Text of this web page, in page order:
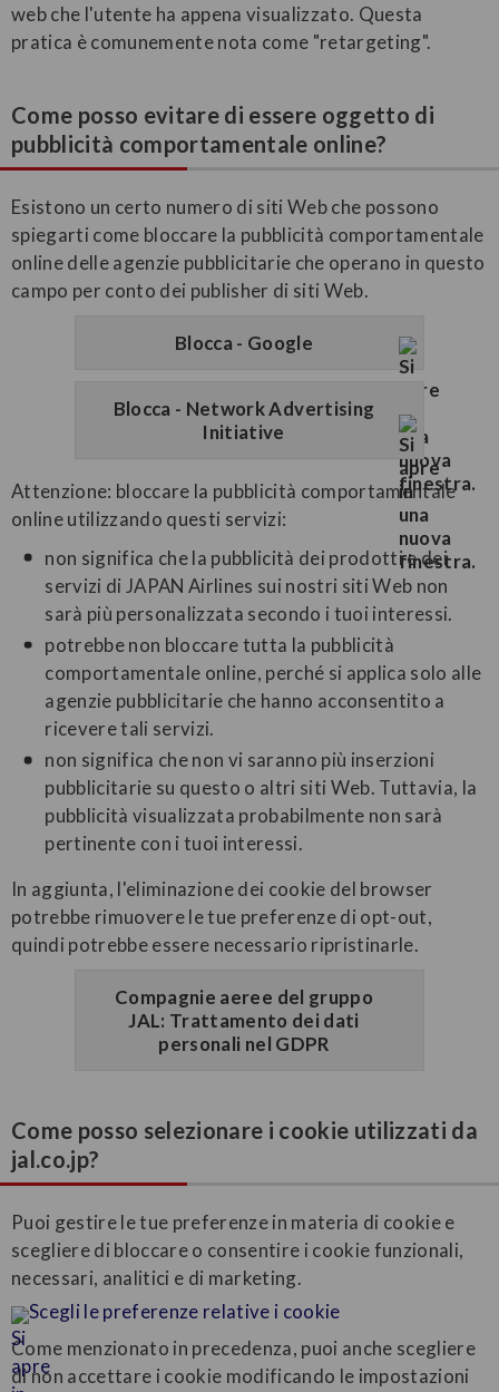
web che l'utente ha appena visualizzato. Questa
pratica è comunemente nota come "retargeting".
Come posso evitare di essere oggetto di
pubblicità comportamentale online?
Esistono un certo numero di siti Web che possono
spiegarti come bloccare la pubblicità comportamentale
online delle agenzie pubblicitarie che operano in questo
campo per conto dei publisher di siti Web.
Blocca - Google
Blocca - Network Advertising
Initiative
Attenzione: bloccare la pubblicità comportamentale
online utilizzando questi servizi:
non significa che la pubblicità dei prodotti e dei
servizi di JAPAN Airlines sui nostri siti Web non
sarà più personalizzata secondo i tuoi interessi.
potrebbe non bloccare tutta la pubblicità
comportamentale online, perché si applica solo alle
agenzie pubblicitarie che hanno acconsentito a
ricevere tali servizi.
non significa che non vi saranno più inserzioni
pubblicitarie su questo o altri siti Web. Tuttavia, la
pubblicità visualizzata probabilmente non sarà
pertinente con i tuoi interessi.
In aggiunta, l'eliminazione dei cookie del browser
potrebbe rimuovere le tue preferenze di opt-out,
quindi potrebbe essere necessario ripristinarle.
Compagnie aeree del gruppo
JAL: Trattamento dei dati
personali nel GDPR
Come posso selezionare i cookie utilizzati da
jal.co.jp?
Puoi gestire le tue preferenze in materia di cookie e
scegliere di bloccare o consentire i cookie funzionali,
necessari, analitici e di marketing.
Scegli le preferenze relative i cookie
Come menzionato in precedenza, puoi anche scegliere
di non accettare i cookie modificando le impostazioni